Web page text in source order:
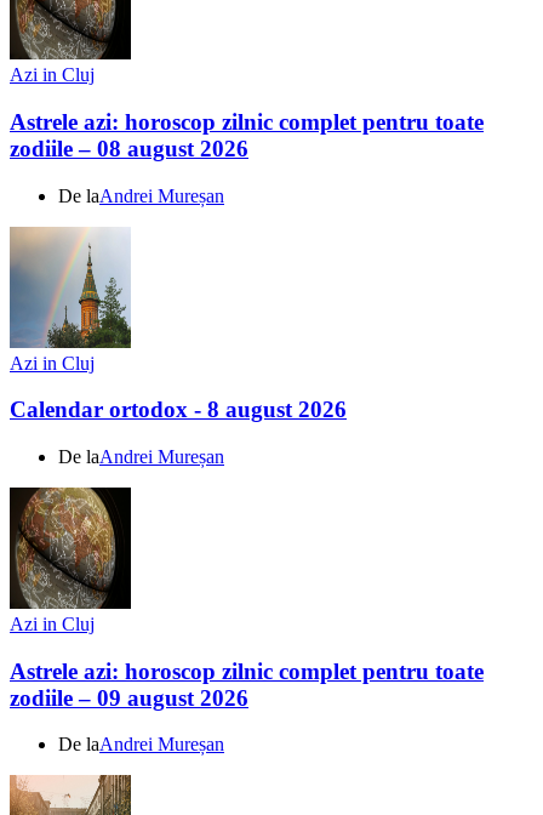
Azi in Cluj
Astrele azi: horoscop zilnic complet pentru toate
zodiile – 08 august 2026
De laAndrei Mureșan
Azi in Cluj
Calendar ortodox - 8 august 2026
De laAndrei Mureșan
Azi in Cluj
Astrele azi: horoscop zilnic complet pentru toate
zodiile – 09 august 2026
De laAndrei Mureșan